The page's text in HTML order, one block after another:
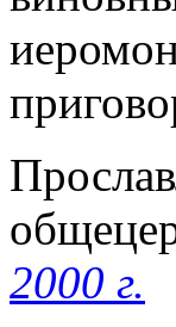
2000 г.